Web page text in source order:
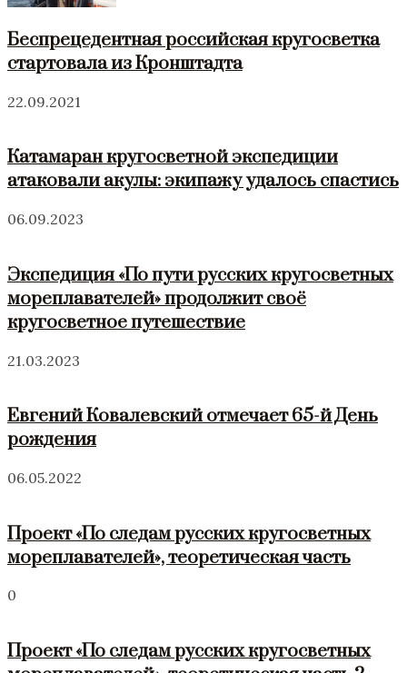
Беспрецедентная российская кругосветка
стартовала из Кронштадта
22.09.2021
Катамаран кругосветной экспедиции
атаковали акулы: экипажу удалось спастись
06.09.2023
Экспедиция «По пути русских кругосветных
мореплавателей» продолжит своё
кругосветное путешествие
21.03.2023
Евгений Ковалевский отмечает 65-й День
рождения
06.05.2022
Проект «По следам русских кругосветных
мореплавателей», теоретическая часть
0
Проект «По следам русских кругосветных